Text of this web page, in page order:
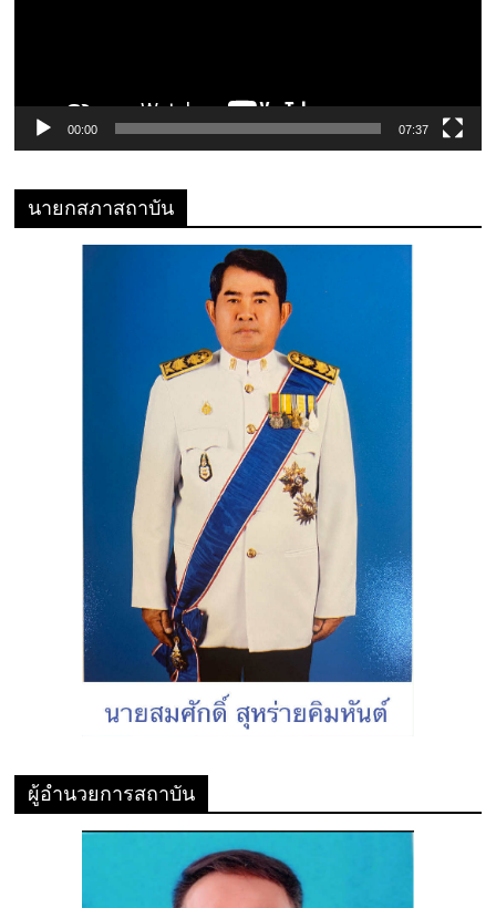
00:00 07:37
นายกสภาสถาบัน
ผู้อำนวยการสถาบัน